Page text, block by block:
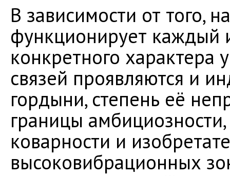
В зависимости от того,
функционирует каждый
конкретного характера
связей проявляются и
гордыни, степень её
границы амбициозности,
коварности и
высоковибрационных